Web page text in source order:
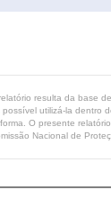
resulta da base
utilizá-la dentro
O presente
Nacional de